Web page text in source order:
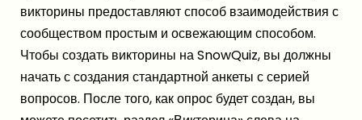
викторины предоставляют способ взаимодействия с
сообществом простым и освежающим способом.
Чтобы создать викторины на SnowQuiz, вы должны
начать с создания стандартной анкеты с серией
вопросов. После того, как опрос будет создан, вы